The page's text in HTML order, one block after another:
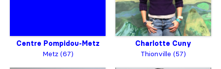
Centre Pompidou-Metz
Metz (67)
Charlotte Cuny
Thionville (57)